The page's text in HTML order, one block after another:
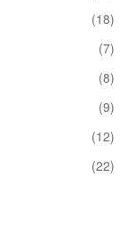
(18)
(7)
(8)
(9)
(12)
(22)